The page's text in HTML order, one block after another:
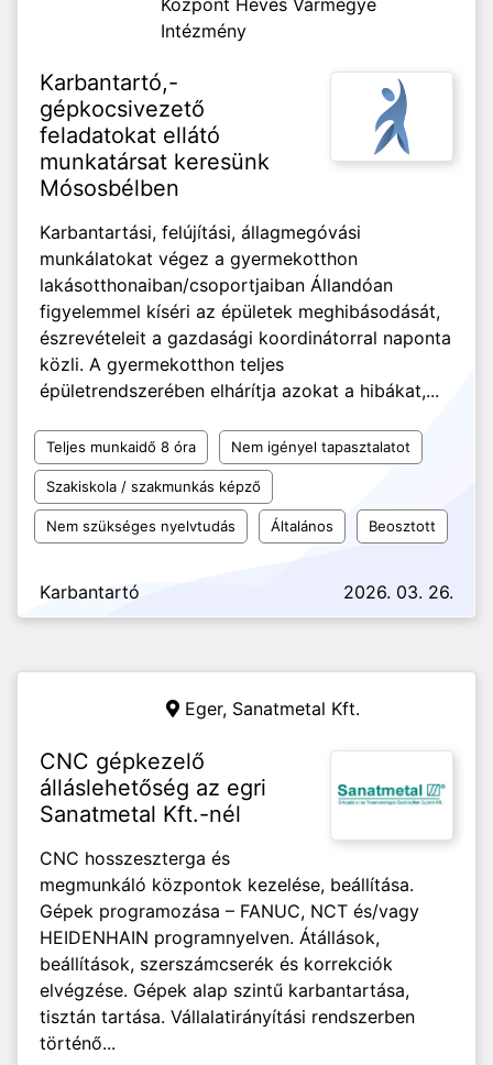
Központ Heves Vármegye
Intézmény
Karbantartó,-
gépkocsivezető
feladatokat ellátó
munkatársat keresünk
Mósosbélben
Karbantartási, felújítási, állagmegóvási
munkálatokat végez a gyermekotthon
lakásotthonaiban/csoportjaiban Állandóan
figyelemmel kíséri az épületek meghibásodását,
észrevételeit a gazdasági koordinátorral naponta
közli. A gyermekotthon teljes
épületrendszerében elhárítja azokat a hibákat,...
Teljes munkaidő 8 óra Nem igényel tapasztalatot
Szakiskola / szakmunkás képző
Nem szükséges nyelvtudás Általános Beosztott
Karbantartó 2026. 03. 26.
Eger, Sanatmetal Kft.
CNC gépkezelő
álláslehetőség az egri
Sanatmetal Kft.-nél
CNC hosszeszterga és
megmunkáló központok kezelése, beállítása.
Gépek programozása – FANUC, NCT és/vagy
HEIDENHAIN programnyelven. Átállások,
beállítások, szerszámcserék és korrekciók
elvégzése. Gépek alap szintű karbantartása,
tisztán tartása. Vállalatirányítási rendszerben
történő...